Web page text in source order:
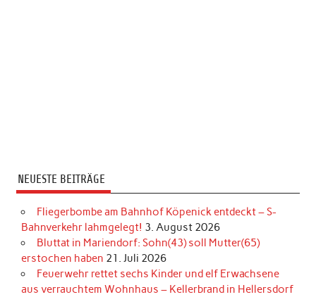
NEUESTE BEITRÄGE
Fliegerbombe am Bahnhof Köpenick entdeckt – S-
Bahnverkehr lahmgelegt! 3. August 2026
Bluttat in Mariendorf: Sohn(43) soll Mutter(65)
erstochen haben 21. Juli 2026
Feuerwehr rettet sechs Kinder und elf Erwachsene
aus verrauchtem Wohnhaus – Kellerbrand in Hellersdorf